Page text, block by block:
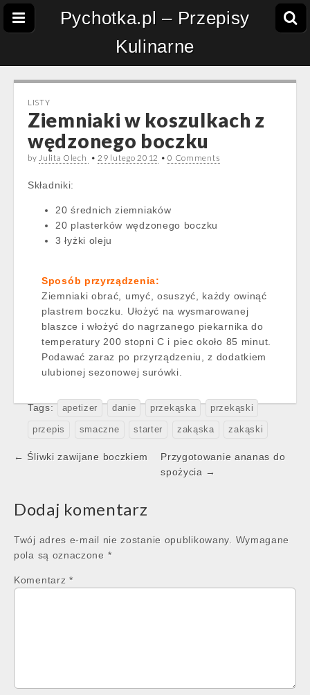
Pychotka.pl – Przepisy
Kulinarne
LISTY
Ziemniaki w koszulkach z
wędzonego boczku
byJulita Olech •29 lutego 2012 •0 Comments
Składniki:
20 średnich ziemniaków
20 plasterków wędzonego boczku
3 łyżki oleju
Sposób przyrządzenia:
Ziemniaki obrać, umyć, osuszyć, każdy owinąć
plastrem boczku. Ułożyć na wysmarowanej
blaszce i włożyć do nagrzanego piekarnika do
temperatury 200 stopni C i piec około 85 minut.
Podawać zaraz po przyrządzeniu, z dodatkiem
ulubionej sezonowej surówki.
Tags: apetizer danie przekąska przekąski
przepis smaczne starter zakąska zakąski
Post
← Śliwki zawijane boczkiem
Przygotowanie ananas do
spożycia →
Dodaj komentarz
Twój adres e-mail nie zostanie opublikowany.
Wymagane
pola są oznaczone *
Komentarz *